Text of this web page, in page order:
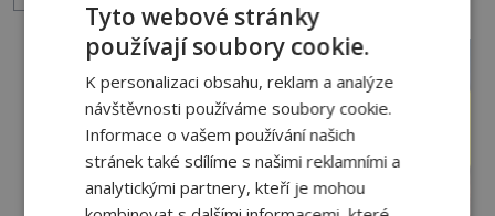
nářek mrtvých. A záhadologové tvrdí, že zdejší
temná minulost mohla zanechat něco, co se
dodnes nepodařilo vysvětlit. Kamenný hrad stojí v
horách Salcburska u
Tyto webové stránky
používají soubory cookie.
K personalizaci obsahu, reklam a analýze
návštěvnosti používáme soubory cookie.
Informace o vašem používání našich
stránek také sdílíme s našimi reklamními a
analytickými partnery, kteří je mohou